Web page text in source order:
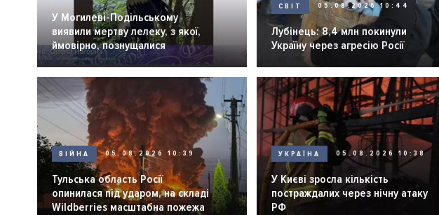
У Могилеві-Подільському
виявили мертву лелеку, з якої,
ймовірно, познущалися
СВІТ 05.08.2026 10:44
Лубінець: 8,4 млн покинули
Україну через агресію Росії
ВІЙНА 05.08.2026 10:39
Тульська область Росії
опинилася під ударом, на складі
Wildberries масштабна пожежа
УКРАЇНА 05.08.2026 10:38
У Києві зросла кількість
постраждалих через нічну атаку
РФ